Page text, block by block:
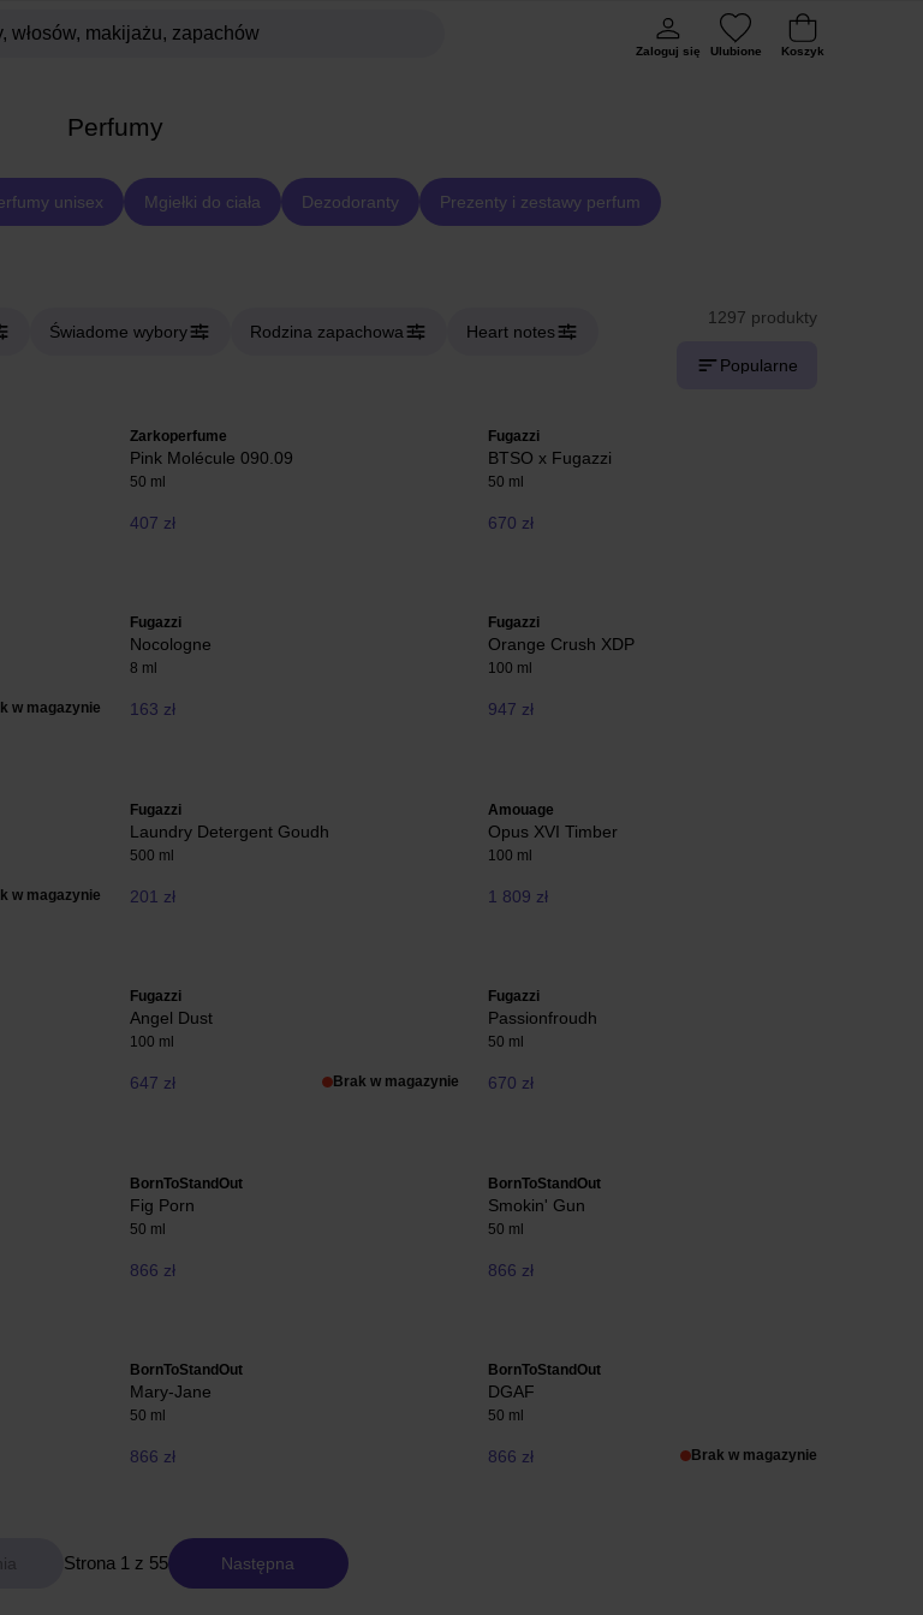
Zaloguj się Ulubione Koszyk
Perfumy
unisex Mgiełki do ciała Dezodoranty Prezenty i zestawy perfum
Świadome wybory Rodzina zapachowa Heart notes
1297 produkty
Popularne
Zarkoperfume
Pink Molécule 090.09
50 ml
407 zł
Fugazzi
BTSO x Fugazzi
50 ml
670 zł
w magazynie
Fugazzi
Nocologne
8 ml
163 zł
Fugazzi
Orange Crush XDP
100 ml
947 zł
w magazynie
Fugazzi
Laundry Detergent Goudh
500 ml
201 zł
Amouage
Opus XVI Timber
100 ml
1 809 zł
Fugazzi
Angel Dust
100 ml
647 zł Brak w magazynie
Fugazzi
Passionfroudh
50 ml
670 zł
BornToStandOut
Fig Porn
50 ml
866 zł
BornToStandOut
Smokin' Gun
50 ml
866 zł
BornToStandOut
Mary-Jane
50 ml
866 zł
BornToStandOut
DGAF
50 ml
866 zł Brak w magazynie
Strona 1 z 55 Następna